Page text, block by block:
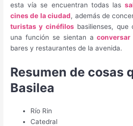
esta vía se encuentran todas las
cines de la ciudad, además de
turistas y cinéfilosbasilienses, que
una función se sientan a
bares y restaurantes de la avenida.
Resumen de cosas
Basilea
Río Rin
Catedral